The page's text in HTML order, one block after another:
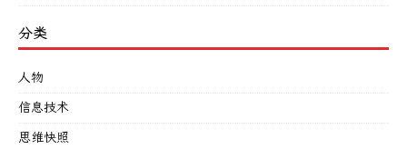
分类
人物
信息技术
思维快照